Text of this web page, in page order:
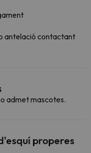
antelació contactant
admet mascotes.
properes